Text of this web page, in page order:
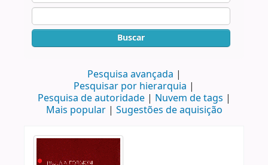
Buscar
Pesquisa avançada
Pesquisar por hierarquia
Pesquisa de autoridade
Nuvem de tags
Mais popular
Sugestões de aquisição